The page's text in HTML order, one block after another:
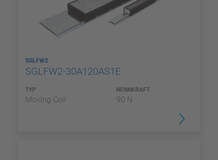
SGLFW2
SGLFW2-30A120AS1E
TYP
Moving Coil
NENNKRAFT
90 N